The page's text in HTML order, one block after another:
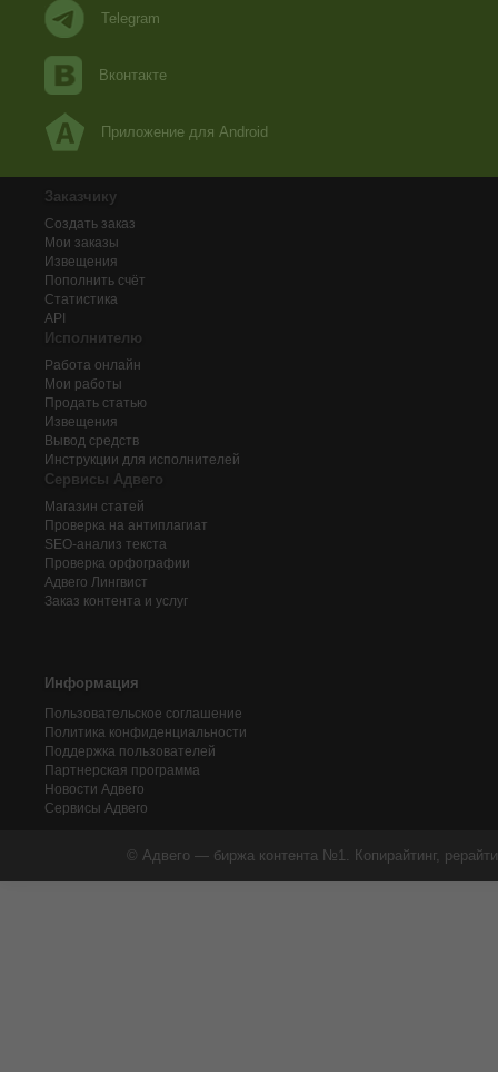
Telegram
Вконтакте
Приложение для Android
Заказчику
Создать заказ
Мои заказы
Извещения
Пополнить счёт
Статистика
API
Исполнителю
Работа онлайн
Мои работы
Продать статью
Извещения
Вывод средств
Инструкции для исполнителей
Сервисы Адвего
Магазин статей
Проверка на антиплагиат
SEO-анализ текста
Проверка орфографии
Адвего Лингвист
Заказ контента и услуг
Информация
Пользовательское соглашение
Политика конфиденциальности
Поддержка пользователей
Партнерская программа
Новости Адвего
Сервисы Адвего
© Адвего — биржа контента №1. Копирайтинг,